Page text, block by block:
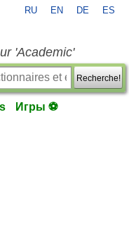
RU EN DE ES
'Academic'
Recherche!
Игры ⚽